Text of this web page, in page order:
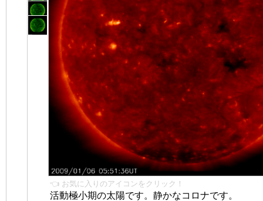
👈 お気に入りのアイコンをクリック！
活動極小期の太陽です。静かなコロナです。